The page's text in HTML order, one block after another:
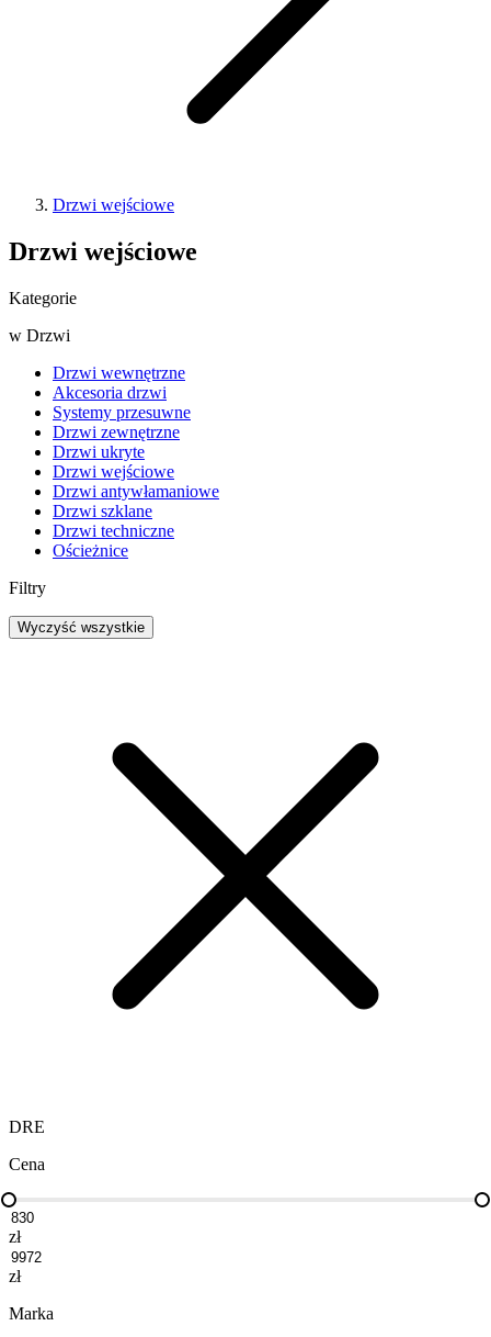
Drzwi wejściowe
Drzwi wejściowe
Kategorie
w Drzwi
Drzwi wewnętrzne
Akcesoria drzwi
Systemy przesuwne
Drzwi zewnętrzne
Drzwi ukryte
Drzwi wejściowe
Drzwi antywłamaniowe
Drzwi szklane
Drzwi techniczne
Ościeżnice
Filtry
Wyczyść wszystkie
DRE
Cena
zł
zł
Marka